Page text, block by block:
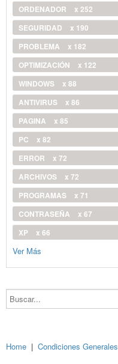
ORDENADOR
x 252
SEGURIDAD
x 190
PROBLEMA
x 182
OPTIMIZACIÓN
x 122
WINDOWS
x 88
ANTIVIRUS
x 86
PAGINA
x 85
PC
x 82
ERROR
x 72
ARCHIVOS
x 72
PROGRAMAS
x 71
CONTRASEÑA
x 67
XP
x 66
Ver Más
Buscar...
Home | Condiciones Generales